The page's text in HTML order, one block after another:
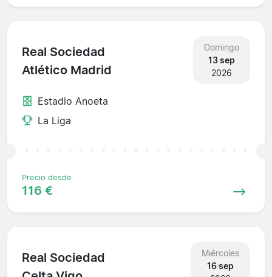
Real Sociedad
Atlético Madrid
Domingo
13 sep
2026
Estadio Anoeta
La Liga
Precio desde
116 €
Real Sociedad
Miércoles
16 sep